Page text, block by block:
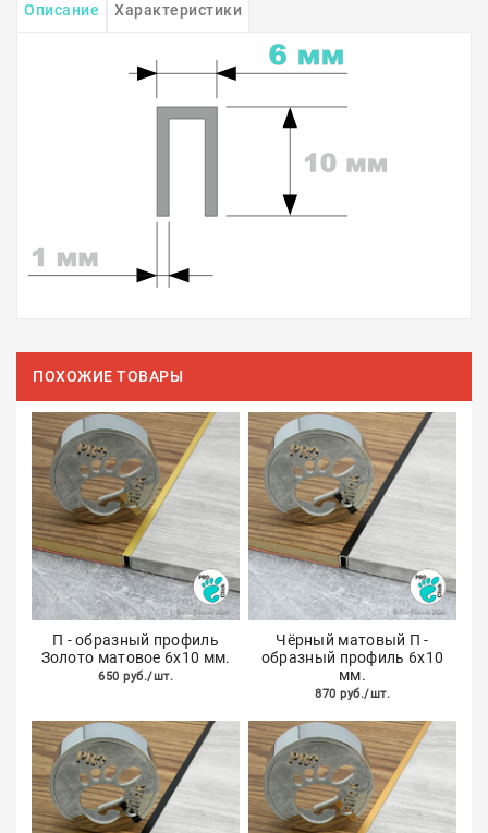
Описание Характеристики
ПОХОЖИЕ ТОВАРЫ
П - образный профиль
Золото матовое 6х10 мм.
650 руб./шт.
Чёрный матовый П -
образный профиль 6х10
мм.
870 руб./шт.